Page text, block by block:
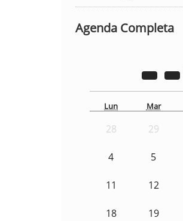
Agenda Completa
Lun Mar
28 29
4 5
11 12
18 19